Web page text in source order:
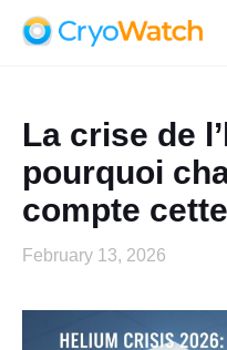
La crise de
pourquoi
compte
February 13, 2026